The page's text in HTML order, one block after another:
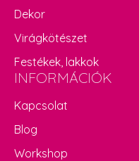
Dekor
Virágkötészet
Festékek, lakkok
INFORMÁCIÓK
Kapcsolat
Blog
Workshop